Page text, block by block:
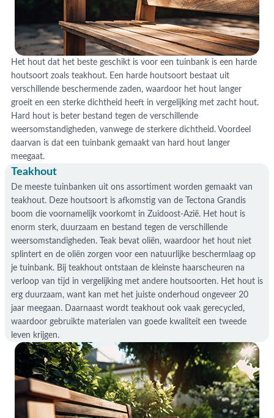
Het hout dat het beste geschikt is voor een tuinbank is een harde
houtsoort zoals teakhout. Een harde houtsoort bestaat uit
verschillende beschermende zaden, waardoor het hout langer
groeit en een sterke dichtheid heeft in vergelijking met zacht hout.
Hard hout is beter bestand tegen de verschillende
weersomstandigheden, vanwege de sterkere dichtheid. Voordeel
daarvan is dat een tuinbank gemaakt van hard hout langer
meegaat.
Teakhout
De meeste tuinbanken uit ons assortiment worden gemaakt van
teakhout. Deze houtsoort is afkomstig van de Tectona Grandis
boom die voornamelijk voorkomt in Zuidoost-Azië. Het hout is
enorm sterk, duurzaam en bestand tegen de verschillende
weersomstandigheden. Teak bevat oliën, waardoor het hout niet
splintert en de oliën zorgen voor een natuurlijke beschermlaag op
je tuinbank. Bij teakhout ontstaan de kleinste haarscheuren na
verloop van tijd in vergelijking met andere houtsoorten. Het hout is
erg duurzaam, want kan met het juiste onderhoud ongeveer 20
jaar meegaan. Daarnaast wordt teakhout ook vaak gerecycled,
waardoor gebruikte materialen van goede kwaliteit een tweede
leven krijgen.